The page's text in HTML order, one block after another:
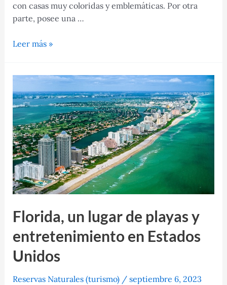
con casas muy coloridas y emblemáticas. Por otra
parte, posee una …
Reikiavik,
Islandia
sorprendente
que
tienes
que
conocer
Leer más »
Florida, un lugar de playas y
entretenimiento en Estados
Unidos
Reservas Naturales (turismo)/ septiembre 6, 2023